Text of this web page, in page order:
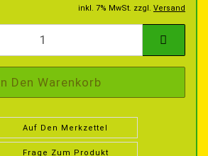
inkl. 7% MwSt. zzgl. Versand
Auf Den Merkzettel
Frage Zum Produkt